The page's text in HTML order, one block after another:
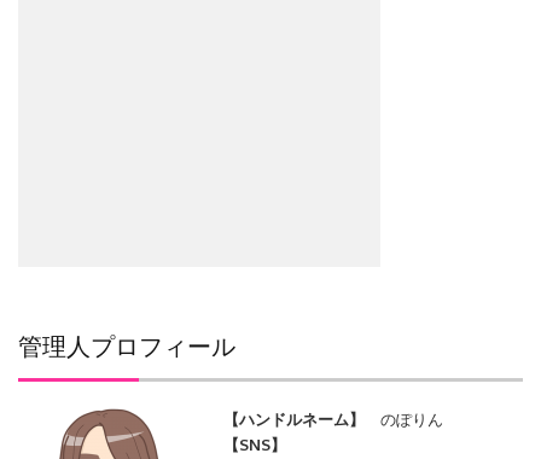
管理人プロフィール
【ハンドルネーム】
のぽりん
【SNS】